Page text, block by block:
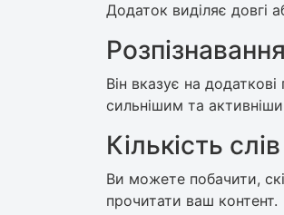
Додаток виділяє довгі
Він вказує на
сильнішим та
Кількість
Ви можете побачити,
прочитати ваш контент.